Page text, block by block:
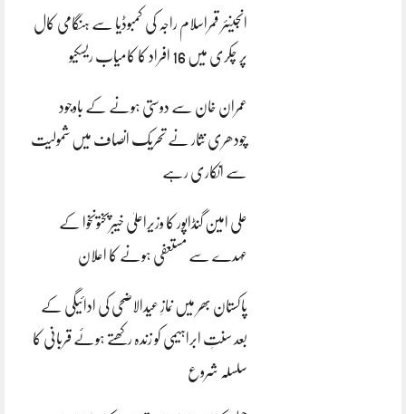
انجینئر قمراسلام راجہ کی کمبوڈیا سے ہنگامی کال
پر چکری میں 16 افراد کا کامیاب ریسکیو
عمران خان سے دوستی ہونے کے باوجود
چودھری نثار نے تحریک انصاف میں شمولیت
سے انکاری رہے
علی امین گنڈاپور کا وزیراعلیٰ خیبرپختونخوا کے
عہدے سے مستعفی ہونے کا اعلان
پاکستان بھر میں نمازِ عیدالاضحی کی ادائیگی کے
بعد سنتِ ابراہیمی کو زندہ رکھتے ہوئے قربانی کا
سلسلہ شروع